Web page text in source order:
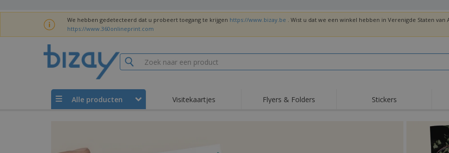
We hebben gedetecteerd dat u probeert toegang te krijgen https://www.bizay.be . Wist u dat we een winkel hebben in Verenigde Staten van
https://www.360onlineprint.com
Alle producten Visitekaartjes Flyers & Folders Stickers